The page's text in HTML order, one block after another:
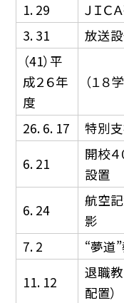
1. 29
ＪＩＣ
3. 31
放送
（41）平
成２６年
度
（１８
26. 6. 17
特別
6. 21
開校
設置
6. 24
航空
影
7. 2
“夢道
11. 12
退職
配置）